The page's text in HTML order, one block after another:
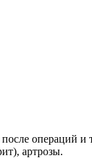
операций
артрозы.